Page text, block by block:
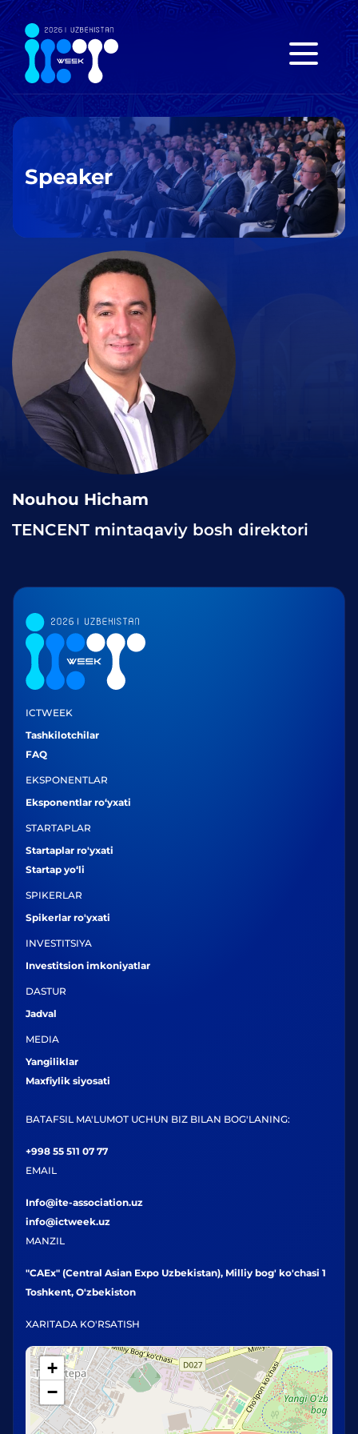
Speaker
Nouhou Hicham
TENCENT mintaqaviy bosh direktori
ICTWEEK
Tashkilotchilar
FAQ
EKSPONENTLAR
Eksponentlar ro‘yxati
STARTAPLAR
Startaplar ro'yxati
Startap yo‘li
SPIKERLAR
Spikerlar ro'yxati
INVESTITSIYA
Investitsion imkoniyatlar
DASTUR
Jadval
MEDIA
Yangiliklar
Maxfiylik siyosati
BATAFSIL MA'LUMOT UCHUN BIZ BILAN BOG'LANING:
+998 55 511 07 77
EMAIL
Info@ite-association.uz
info@ictweek.uz
MANZIL
"CAEx" (Central Asian Expo Uzbekistan), Milliy bog' ko'chasi 1
Toshkent, O'zbekiston
XARITADA KO'RSATISH
+
−